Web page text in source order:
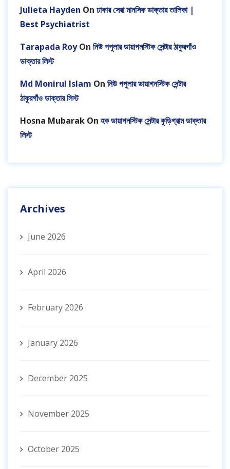
Julieta Hayden On ঢাকার সেরা মানসিক ডাক্তার তালিকা |
Best Psychiatrist
Tarapada RoyOn নিউ পপুলার ডায়াগনস্টিক সেন্টার ঠাকুরগাঁও
ডাক্তার লিস্ট
Md Monirul Islam On নিউ পপুলার ডায়াগনস্টিক সেন্টার
ঠাকুরগাঁও ডাক্তার লিস্ট
Hosna Mubarak On হক ডায়াগনস্টিক সেন্টার কুড়িগ্রাম ডাক্তার
লিস্ট
Archives
June 2026
April 2026
February 2026
January 2026
December 2025
November 2025
October 2025